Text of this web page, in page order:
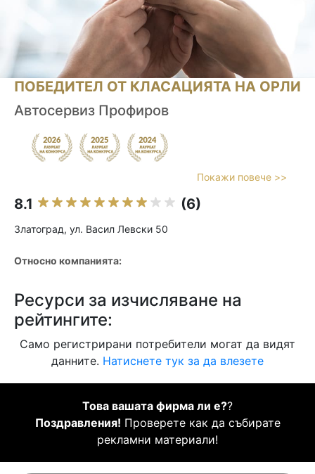
ПОБЕДИТЕЛ ОТ КЛАСАЦИЯТА НА ОРЛИ
Автосервиз Профиров
Покажи повече >>
8.1 (6)
Златоград, ул. Васил Левски 50
Относно компанията:
Ресурси за изчисляване на
рейтингите:
Само регистрирани потребители могат да видят
данните. Натиснете тук за да влезете
Това вашата фирма ли е??
Поздравления! Проверете как да събирате
рекламни материали!